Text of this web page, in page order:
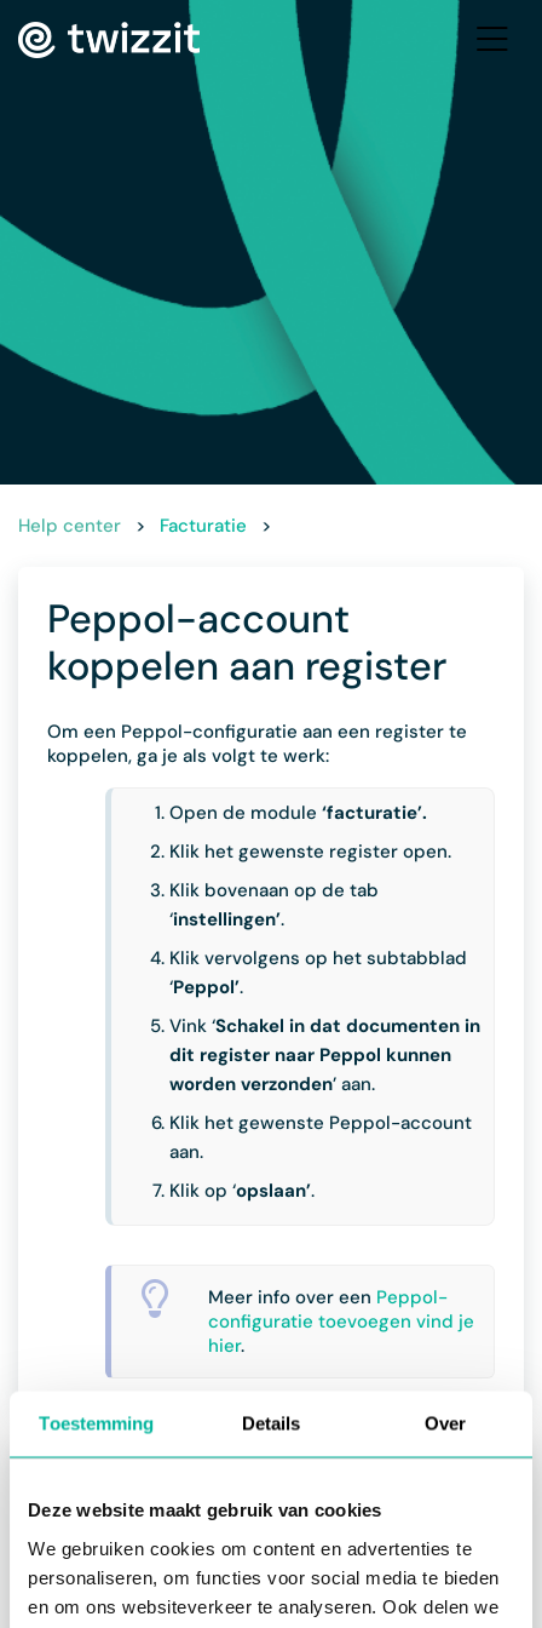
Toestemming Details Over
Deze website maakt gebruik van cookies
We gebruiken cookies om content en advertenties te
personaliseren, om functies voor social media te bieden
en om ons websiteverkeer te analyseren. Ook delen we
Help center > Facturatie >
Peppol-account
koppelen aan register
Om een Peppol-configuratie aan een register te
koppelen, ga je als volgt te werk:
Open de module ‘facturatie’.
Klik het gewenste register open.
Klik bovenaan op de tab
‘instellingen’.
Klik vervolgens op het subtabblad
‘Peppol’.
Vink ‘Schakel in dat documenten in
dit register naar Peppol kunnen
worden verzonden’ aan.
Klik het gewenste Peppol-account
aan.
Klik op ‘opslaan’.
Meer info over een Peppol-
configuratie toevoegen vind je
hier.
Waarom de facturatiemodule gebruiken?
Registers beheren
Aanmaken en beheren van registers